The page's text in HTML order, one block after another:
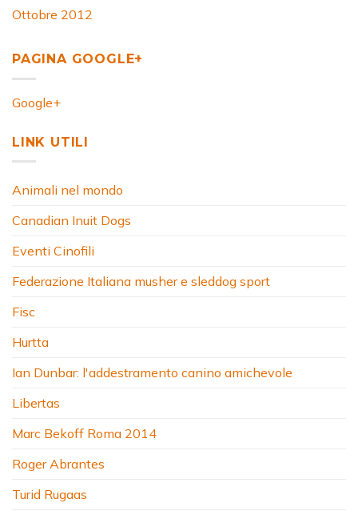
Ottobre 2012
PAGINA GOOGLE+
Google+
LINK UTILI
Animali nel mondo
Canadian Inuit Dogs
Eventi Cinofili
Federazione Italiana musher e sleddog sport
Fisc
Hurtta
Ian Dunbar: l'addestramento canino amichevole
Libertas
Marc Bekoff Roma 2014
Roger Abrantes
Turid Rugaas